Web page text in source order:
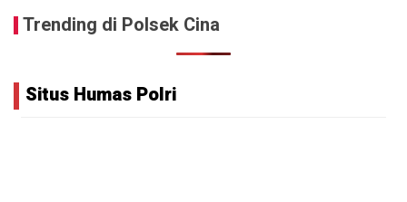
Trending di Polsek Cina
Situs Humas Polri